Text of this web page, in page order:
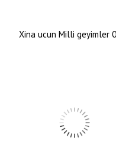
Xina ucun Milli geyimler